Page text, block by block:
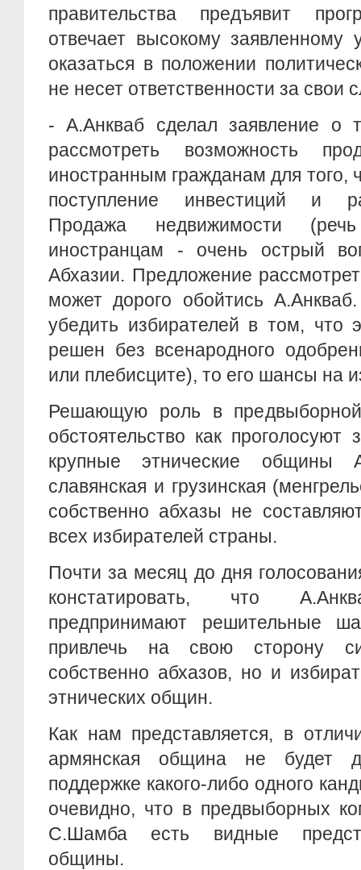
правительства предъявит
отвечает высокому
оказаться в положении
не несет ответственности за свои
- А.Анкваб сделал заявление о
рассмотреть возможность
иностранным гражданам для того,
поступление инвестиций и
Продажа недвижимости
иностранцам - очень острый
Абхазии. Предложение
может дорого обойтись
убедить избирателей в том, что
решен без всенародного
или плебисците), то его шансы на
Решающую роль в
обстоятельство как
крупные этнические общины
славянская и грузинская
собственно абхазы не
всех избирателей страны.
Почти за месяц до дня
констатировать, что
предпринимают решительные
привлечь на свою сторону
собственно абхазов, но и
этнических общин.
Как нам представляется, в
армянская община не будет
поддержке какого-либо одного
очевидно, что в предвыборных
С.Шамба есть видные
общины.